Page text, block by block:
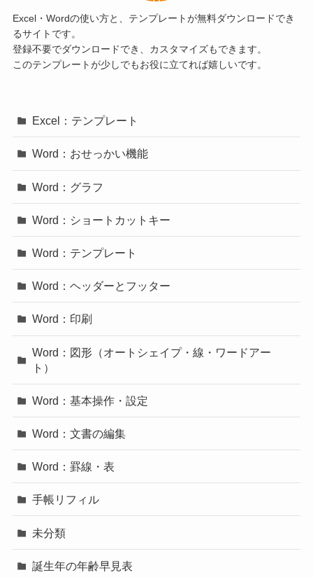
Excel・Wordの使い方と、テンプレートが無料ダウンロードでき
るサイトです。
登録不要でダウンロードでき、カスタマイズもできます。
このテンプレートが少しでもお役に立てれば嬉しいです。
Excel：テンプレート
Word：おせっかい機能
Word：グラフ
Word：ショートカットキー
Word：テンプレート
Word：ヘッダーとフッター
Word：印刷
Word：図形（オートシェイプ・線・ワードアー
ト）
Word：基本操作・設定
Word：文書の編集
Word：罫線・表
手帳リフィル
未分類
誕生年の年齢早見表